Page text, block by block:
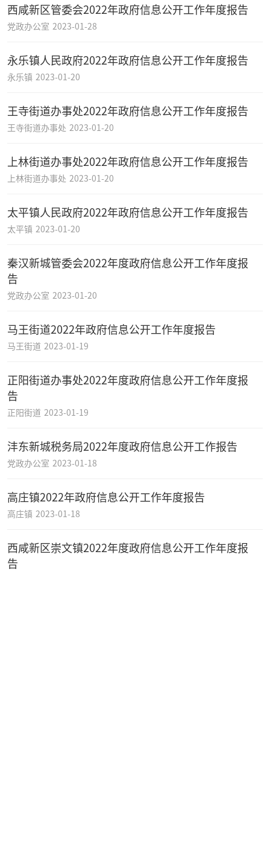
西咸新区管委会2022年政府信息公开工作年度报告
党政办公室 2023-01-28
永乐镇人民政府2022年政府信息公开工作年度报告
永乐镇 2023-01-20
王寺街道办事处2022年政府信息公开工作年度报告
王寺街道办事处 2023-01-20
上林街道办事处2022年政府信息公开工作年度报告
上林街道办事处 2023-01-20
太平镇人民政府2022年政府信息公开工作年度报告
太平镇 2023-01-20
秦汉新城管委会2022年度政府信息公开工作年度报
告
党政办公室 2023-01-20
马王街道2022年政府信息公开工作年度报告
马王街道 2023-01-19
正阳街道办事处2022年度政府信息公开工作年度报
告
正阳街道 2023-01-19
沣东新城税务局2022年度政府信息公开工作报告
党政办公室 2023-01-18
高庄镇2022年政府信息公开工作年度报告
高庄镇 2023-01-18
西咸新区崇文镇2022年度政府信息公开工作年度报
告